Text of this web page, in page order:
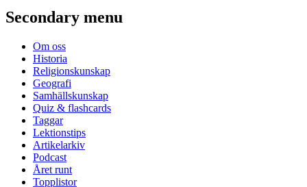
Secondary menu
Om oss
Historia
Religionskunskap
Geografi
Samhällskunskap
Quiz & flashcards
Taggar
Lektionstips
Artikelarkiv
Podcast
Året runt
Topplistor